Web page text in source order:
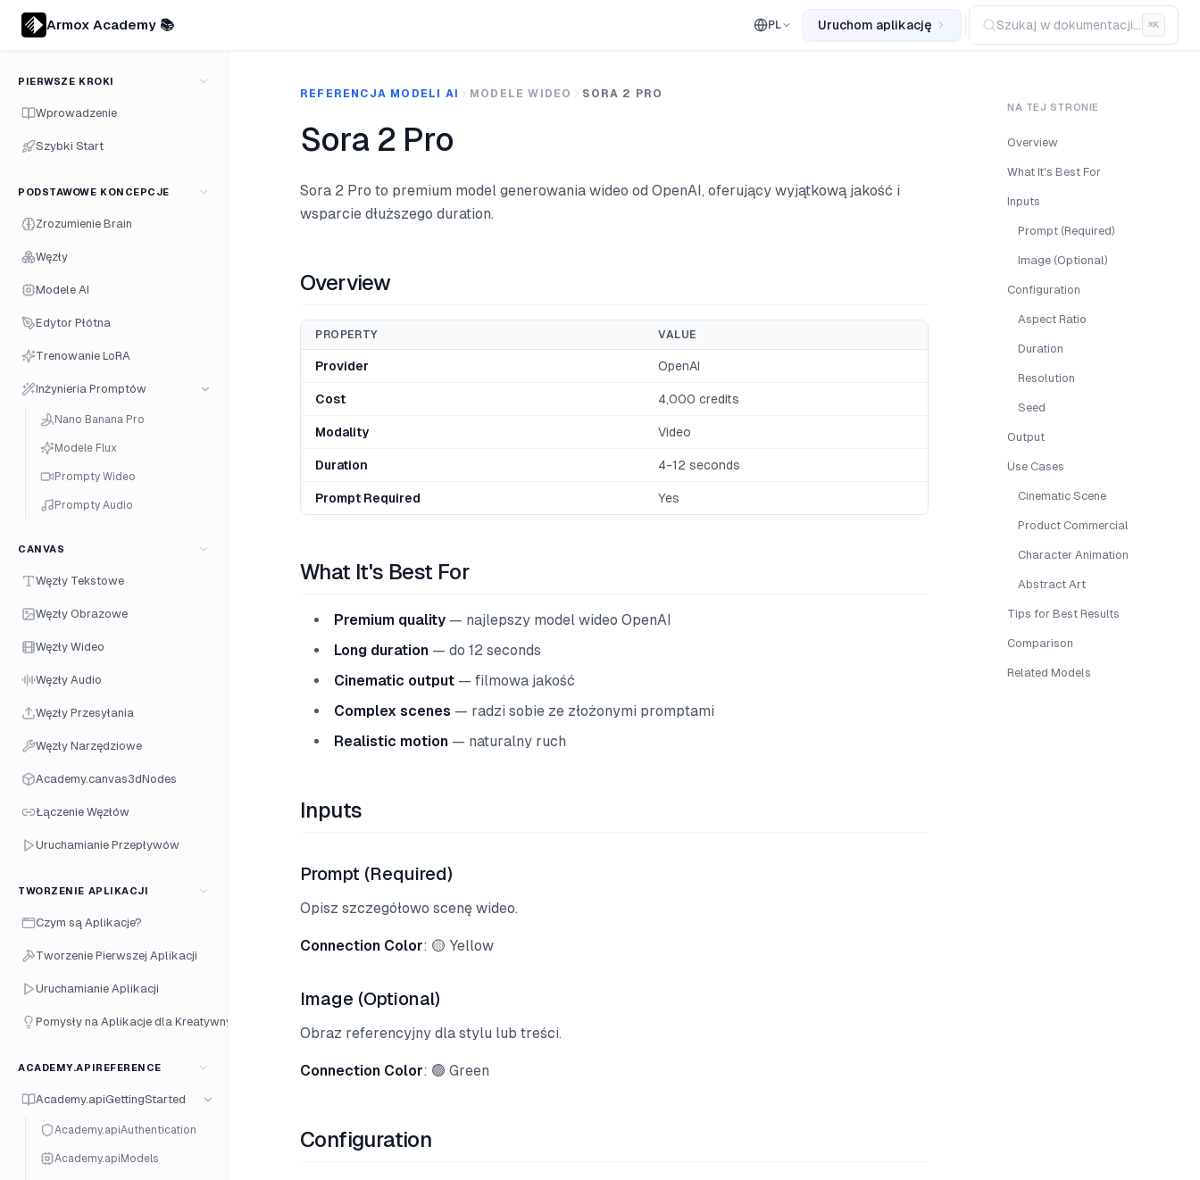
Armox Academy 📚 PL Uruchom aplikację Szukaj w dokumentacji... ⌘K
PIERWSZE KROKI
Wprowadzenie
Szybki Start
PODSTAWOWE KONCEPCJE
Zrozumienie Brain
Węzły
Modele AI
Edytor Płótna
Trenowanie LoRA
Inżynieria Promptów
Nano Banana Pro
Modele Flux
Prompty Wideo
Prompty Audio
CANVAS
Węzły Tekstowe
Węzły Obrazowe
Węzły Wideo
Węzły Audio
Węzły Przesyłania
Węzły Narzędziowe
Academy.canvas3dNodes
Łączenie Węzłów
Uruchamianie Przepływów
TWORZENIE APLIKACJI
Czym są Aplikacje?
Tworzenie Pierwszej Aplikacji
Uruchamianie Aplikacji
Pomysły na Aplikacje dla Kreatywnych
ACADEMY.APIREFERENCE
Academy.apiGettingStarted
Academy.apiAuthentication
Academy.apiModels
REFERENCJA MODELI AI MODELE WIDEO SORA 2 PRO
Sora 2 Pro
Sora 2 Pro to premium model generowania wideo od OpenAI, oferujący wyjątkową jakość i
wsparcie dłuższego duration.
Overview
PROPERTY VALUE
Provider OpenAI
Cost 4,000 credits
Modality Video
Duration 4-12 seconds
Prompt Required Yes
What It's Best For
Premium quality — najlepszy model wideo OpenAI
Long duration — do 12 seconds
Cinematic output — filmowa jakość
Complex scenes — radzi sobie ze złożonymi promptami
Realistic motion — naturalny ruch
Inputs
Prompt (Required)
Opisz szczegółowo scenę wideo.
Connection Color: 🟡 Yellow
Image (Optional)
Obraz referencyjny dla stylu lub treści.
Connection Color: 🟢 Green
Configuration
NA TEJ STRONIE
Overview
What It's Best For
Inputs
Prompt (Required)
Image (Optional)
Configuration
Aspect Ratio
Duration
Resolution
Seed
Output
Use Cases
Cinematic Scene
Product Commercial
Character Animation
Abstract Art
Tips for Best Results
Comparison
Related Models